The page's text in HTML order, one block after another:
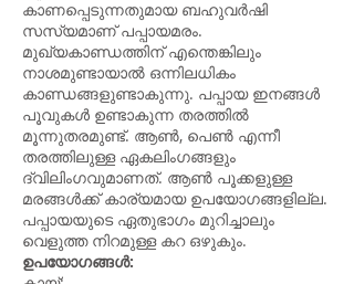
കാണപ്പെടുന്നതുമായ ബഹുവർഷി
സസ്യമാണ് പപ്പായമരം.
മുഖ്യകാണ്ഡത്തിന് എന്തെങ്കിലും
നാശമുണ്ടായാൽ ഒന്നിലധികം
കാണ്ഡങ്ങളുണ്ടാകുന്നു. പപ്പായ ഇനങ്ങൾ
പൂവുകൾ ഉണ്ടാകുന്ന തരത്തിൽ
മൂന്നുതരമുണ്ട്. ആൺ, പെൺ എന്നീ
തരത്തിലുള്ള ഏകലിംഗങ്ങളും
ദ്വിലിംഗവുമാണത്. ആൺ പൂക്കളുള്ള
മരങ്ങൾക്ക് കാര്യമായ ഉപയോഗങ്ങളില്ല.
പപ്പായയുടെ ഏതുഭാഗം മുറിച്ചാലും
വെളുത്ത നിറമുള്ള കറ ഒഴുകും.
ഉപയോഗങ്ങൾ: